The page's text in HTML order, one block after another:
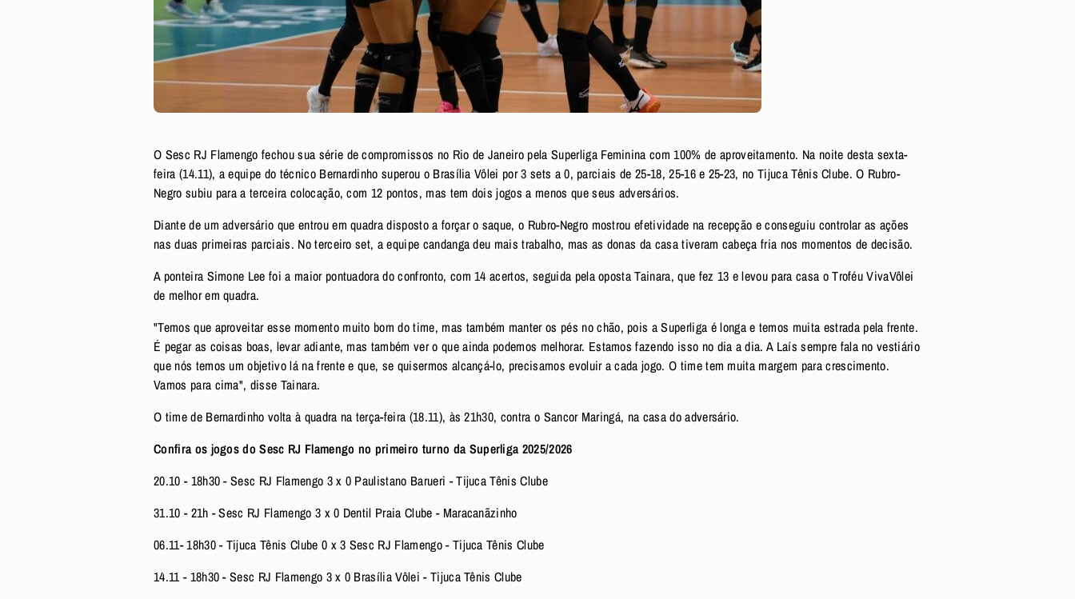
O Sesc RJ Flamengo fechou sua série de compromissos no Rio de Janeiro pela Superliga Feminina com 100% de aproveitamento. Na noite desta sexta-
feira (14.11), a equipe do técnico Bernardinho superou o Brasília Vôlei por 3 sets a 0, parciais de 25-18, 25-16 e 25-23, no Tijuca Tênis Clube. O Rubro-
Negro subiu para a terceira colocação, com 12 pontos, mas tem dois jogos a menos que seus adversários.
Diante de um adversário que entrou em quadra disposto a forçar o saque, o Rubro-Negro mostrou efetividade na recepção e conseguiu controlar as ações
nas duas primeiras parciais. No terceiro set, a equipe candanga deu mais trabalho, mas as donas da casa tiveram cabeça fria nos momentos de decisão.
A ponteira Simone Lee foi a maior pontuadora do confronto, com 14 acertos, seguida pela oposta Tainara, que fez 13 e levou para casa o Troféu VivaVôlei
de melhor em quadra.
"Temos que aproveitar esse momento muito bom do time, mas também manter os pés no chão, pois a Superliga é longa e temos muita estrada pela frente.
É pegar as coisas boas, levar adiante, mas também ver o que ainda podemos melhorar. Estamos fazendo isso no dia a dia. A Laís sempre fala no vestiário
que nós temos um objetivo lá na frente e que, se quisermos alcançá-lo, precisamos evoluir a cada jogo. O time tem muita margem para crescimento.
Vamos para cima", disse Tainara.
O time de Bernardinho volta à quadra na terça-feira (18.11), às 21h30, contra o Sancor Maringá, na casa do adversário.
Confira os jogos do Sesc RJ Flamengo no primeiro turno da Superliga 2025/2026
20.10 - 18h30 - Sesc RJ Flamengo 3 x 0 Paulistano Barueri - Tijuca Tênis Clube
31.10 - 21h - Sesc RJ Flamengo 3 x 0 Dentil Praia Clube - Maracanãzinho
06.11- 18h30 - Tijuca Tênis Clube 0 x 3 Sesc RJ Flamengo - Tijuca Tênis Clube
14.11 - 18h30 - Sesc RJ Flamengo 3 x 0 Brasília Vôlei - Tijuca Tênis Clube